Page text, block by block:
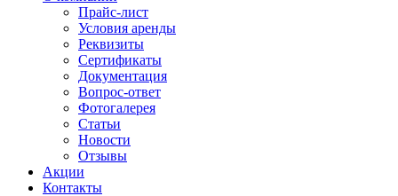
Прайс-лист
Условия аренды
Реквизиты
Сертификаты
Документация
Вопрос-ответ
Фотогалерея
Статьи
Новости
Отзывы
Акции
Контакты